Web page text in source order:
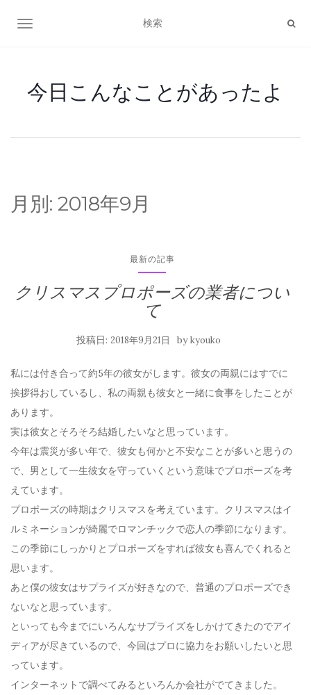
ナビゲーション切り替え
今日こんなことがあったよ
月別: 2018年9月
最新の記事
クリスマスプロポーズの業者につい
て
投稿日: 2018年9月21日 bykyouko
私には付き合って約5年の彼女がします。彼女の両親にはすでに
挨拶得おしているし、私の両親も彼女と一緒に食事をしたことが
あります。
実は彼女とそろそろ結婚したいなと思っています。
今年は震災が多い年で、彼女も何かと不安なことが多いと思うの
で、男として一生彼女を守っていくという意味でプロポーズを考
えています。
プロポーズの時期はクリスマスを考えています。クリスマスはイ
ルミネーションが綺麗でロマンチックで恋人の季節になります。
この季節にしっかりとプロポーズをすれば彼女も喜んでくれると
思います。
あと僕の彼女はサプライズが好きなので、普通のプロポーズでき
ないなと思っています。
といっても今までにいろんなサプライズをしかけてきたのでアイ
ディアが尽きているので、今回はプロに協力をお願いしたいと思
っています。
インターネットで調べてみるといろんか会社がでてきました。